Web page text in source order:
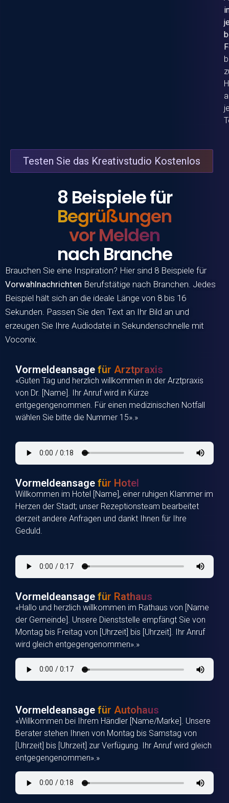
Testen Sie das Kreativstudio Kostenlos
8 Beispiele für
Begrüßungen
vor Melden
nach Branche
Brauchen Sie eine Inspiration? Hier sind 8 Beispiele für
Vorwahlnachrichten Berufstätige nach Branchen. Jedes
Beispiel hält sich an die ideale Länge von 8 bis 16
Sekunden. Passen Sie den Text an Ihr Bild an und
erzeugen Sie Ihre Audiodatei in Sekundenschnelle mit
Voconix.
Vormeldeansage für Arztpraxis
«Guten Tag und herzlich willkommen in der Arztpraxis
von Dr. [Name]. Ihr Anruf wird in Kürze
entgegengenommen. Für einen medizinischen Notfall
wählen Sie bitte die Nummer 15».»
Vormeldeansage für Hotel
Willkommen im Hotel [Name], einer ruhigen Klammer im
Herzen der Stadt; unser Rezeptionsteam bearbeitet
derzeit andere Anfragen und dankt Ihnen für Ihre
Geduld.
Vormeldeansage für Rathaus
«Hallo und herzlich willkommen im Rathaus von [Name
der Gemeinde]. Unsere Dienststelle empfängt Sie von
Montag bis Freitag von [Uhrzeit] bis [Uhrzeit]. Ihr Anruf
wird gleich entgegengenommen».»
Vormeldeansage für Autohaus
«Willkommen bei Ihrem Händler [Name/Marke]. Unsere
Berater stehen Ihnen von Montag bis Samstag von
[Uhrzeit] bis [Uhrzeit] zur Verfügung. Ihr Anruf wird gleich
entgegengenommen».»